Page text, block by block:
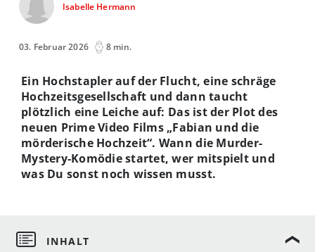
Isabelle Hermann
03. Februar 2026 8 min.
Ein Hochstapler auf der Flucht, eine schräge
Hochzeitsgesellschaft und dann taucht
plötzlich eine Leiche auf: Das ist der Plot des
neuen Prime Video Films „Fabian und die
mörderische Hochzeit“. Wann die Murder-
Mystery-Komödie startet, wer mitspielt und
was Du sonst noch wissen musst.